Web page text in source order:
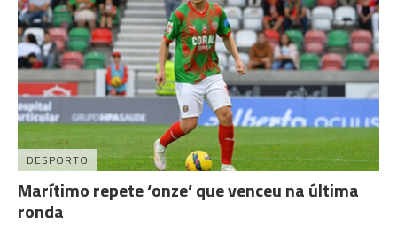
DESPORTO
Marítimo repete ‘onze’ que venceu na última
ronda